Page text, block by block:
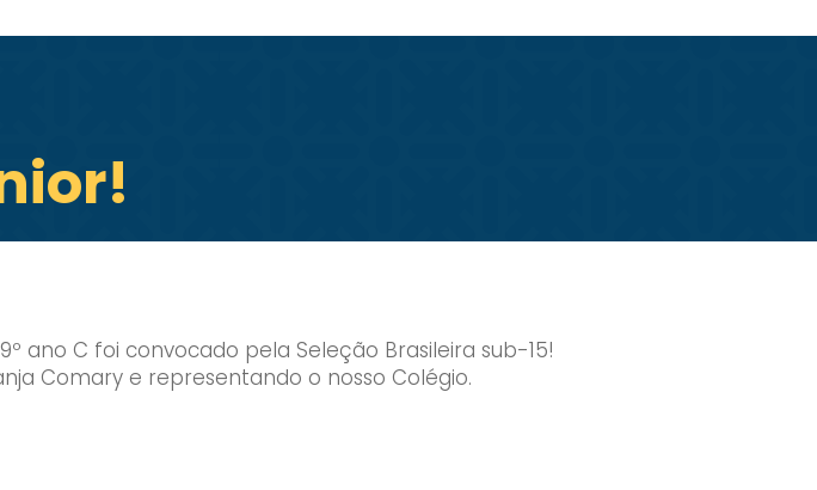
ano C foi convocado pela Seleção Brasileira sub-15!
Comary e representando o nosso Colégio.